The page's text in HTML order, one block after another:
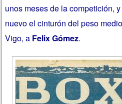
unos meses de la competición,
nuevo el cinturón del peso
Vigo, a Felix Gómez.